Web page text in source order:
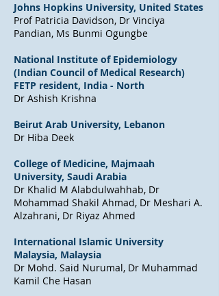
Johns Hopkins University, United States
Prof Patricia Davidson, Dr Vinciya
Pandian, Ms Bunmi Ogungbe
National Institute of Epidemiology
(Indian Council of Medical Research)
FETP resident, India - North
Dr Ashish Krishna
Beirut Arab University, Lebanon
Dr Hiba Deek
College of Medicine, Majmaah
University, Saudi Arabia
Dr Khalid M Alabdulwahhab, Dr
Mohammad Shakil Ahmad, Dr Meshari A.
Alzahrani, Dr Riyaz Ahmed
International Islamic University
Malaysia, Malaysia
Dr Mohd. Said Nurumal, Dr Muhammad
Kamil Che Hasan